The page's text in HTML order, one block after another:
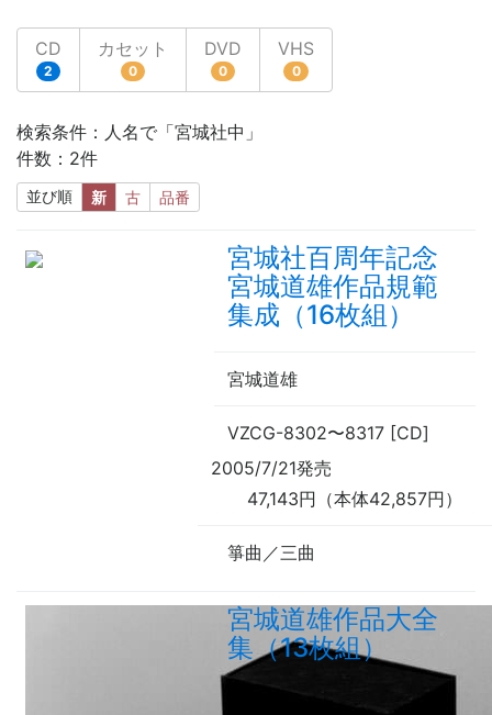
CD
2
カセット
0
DVD
0
VHS
0
検索条件：人名で「宮城社中」
件数：2件
並び順 新 古 品番
宮城社百周年記念
宮城道雄作品規範
集成（16枚組）
宮城道雄
VZCG-8302〜8317 [CD]
2005/7/21発売
47,143円（本体42,857円）
箏曲／三曲
宮城道雄作品大全
集（13枚組）